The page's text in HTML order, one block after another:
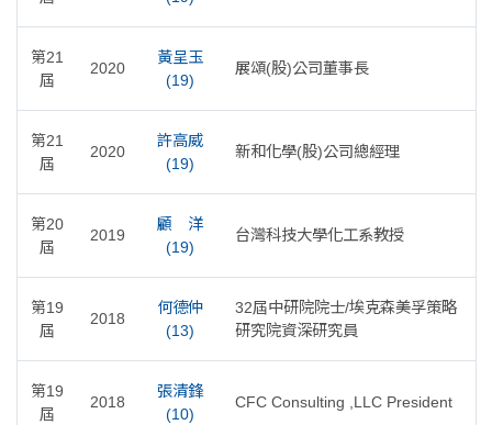
第21
屆
2020
黃呈玉
(19)
展頌(股)公司董事長
第21
屆
2020
許高威
(19)
新和化學(股)公司總經理
第20
屆
2019
顧 洋
(19)
台灣科技大學化工系教授
第19
屆
2018
何德仲
(13)
32屆中研院院士/埃克森美孚策略
研究院資深研究員
第19
屆
2018
張清鋒
(10)
CFC Consulting ,LLC President